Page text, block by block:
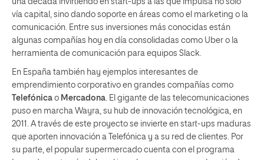
vía capital, sino dando soporte en áreas como el marketing o la
comunicación. Entre sus inversiones más conocidas están
algunas compañías hoy en día consolidadas como Uber o la
herramienta de comunicación para equipos Slack.
En España también hay ejemplos interesantes de
emprendimiento corporativo en grandes compañías como
Telefónica o Mercadona . El gigante de las telecomunicaciones
puso en marcha Wayra, su hub de innovación tecnológica, en
2011. A través de este proyecto se invierte en start-ups maduras
que aporten innovación a Telefónica y a su red de clientes. Por
su parte, el popular supermercado cuenta con el programa